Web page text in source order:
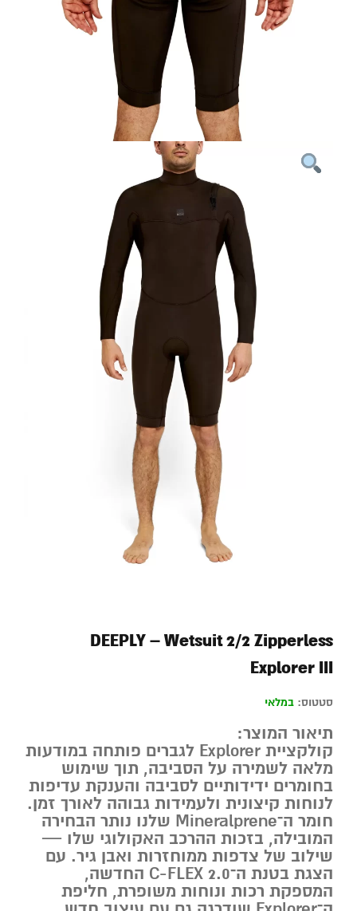
DEEPLY – Wetsuit 2/2 Zipperless
Explorer III
סטטוס: במלאי
תיאור המוצר:
קולקציית Explorer לגברים פותחה במודעות
מלאה לשמירה על הסביבה, תוך שימוש
בחומרים ידידותיים לסביבה והענקת עדיפות
לנוחות קיצונית ולעמידות גבוהה לאורך זמן.
חומר ה־Mineralprene שלנו נותר הבחירה
המובילה, בזכות ההרכב האקולוגי שלו —
שילוב של צדפות ממוחזרות ואבן גיר. עם
הצגת בטנת ה־C-FLEX 2.0 החדשה,
המספקת רכות ונוחות משופרת, חליפת